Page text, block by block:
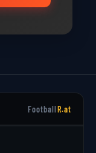
FootballR.at